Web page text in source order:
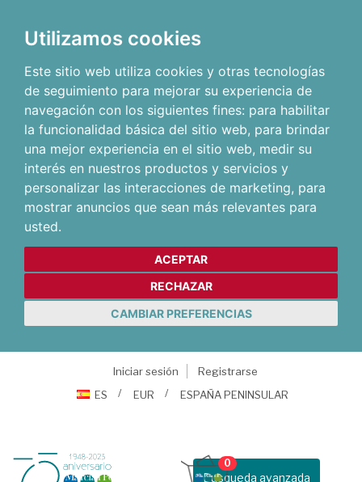
Utilizamos cookies
Este sitio web utiliza cookies y otras tecnologías
de seguimiento para mejorar su experiencia de
navegación con los siguientes fines: para habilitar
la funcionalidad básica del sitio web, para brindar
una mejor experiencia en el sitio web, medir su
interés en nuestros productos y servicios y
personalizar las interacciones de marketing, para
mostrar anuncios que sean más relevantes para
usted.
ACEPTAR
RECHAZAR
CAMBIAR PREFERENCIAS
Iniciar sesión
Registrarse
ES
EUR ESPAÑA PENINSULAR
Busqueda avanzada
0